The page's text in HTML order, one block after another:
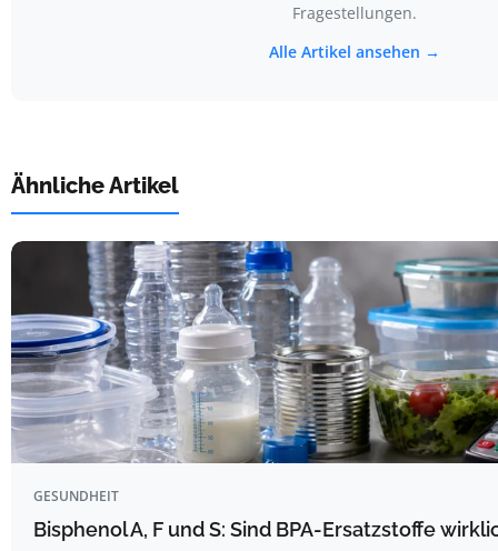
Fragestellungen.
Alle Artikel ansehen →
Ähnliche Artikel
GESUNDHEIT
Bisphenol A, F und S: Sind BPA-Ersatzstoffe